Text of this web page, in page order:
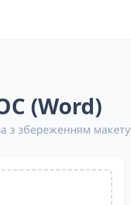
(Word)
з збереженням макету